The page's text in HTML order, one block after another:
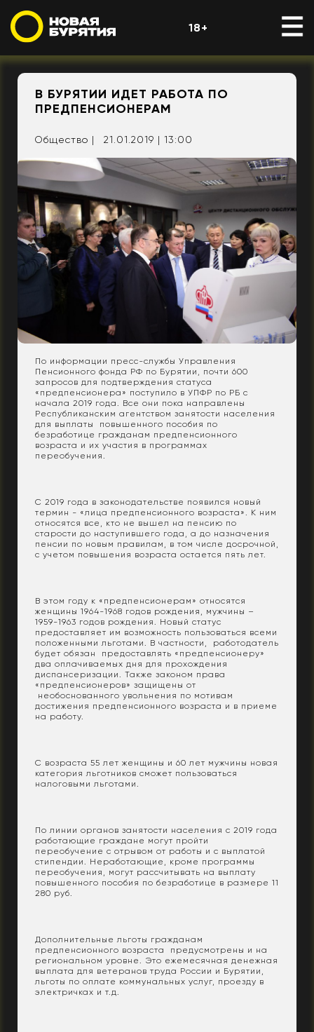
18+
В БУРЯТИИ ИДЕТ РАБОТА ПО
ПРЕДПЕНСИОНЕРАМ
Общество | 21.01.2019 | 13:00
По информации пресс-службы Управления
Пенсионного фонда РФ по Бурятии, почти 600
запросов для подтверждения статуса
«предпенсионера» поступило в УПФР по РБ с
начала 2019 года. Все они пока направлены
Республиканским агентством занятости населения
для выплаты повышенного пособия по
безработице гражданам предпенсионного
возраста и их участия в программах
переобучения.
С 2019 года в законодательстве появился новый
термин - «лица предпенсионного возраста». К ним
относятся все, кто не вышел на пенсию по
старости до наступившего года, а до назначения
пенсии по новым правилам, в том числе досрочной,
с учетом повышения возраста остается пять лет.
В этом году к «предпенсионерам» относятся
женщины 1964-1968 годов рождения, мужчины –
1959-1963 годов рождения. Новый статус
предоставляет им возможность пользоваться всеми
положенными льготами. В частности,
работодатель
будет обязан предоставлять «предпенсионеру»
два оплачиваемых дня для прохождения
диспансеризации. Также законом права
«предпенсионеров» защищены от
необоснованного увольнения по мотивам
достижения предпенсионного возраста и в приеме
на работу.
С возраста 55 лет женщины и 60 лет мужчины новая
категория льготников сможет пользоваться
налоговыми льготами.
По линии органов занятости населения с 2019 года
работающие граждане могут пройти
переобучение с отрывом от работы и с выплатой
стипендии. Неработающие, кроме программы
переобучения, могут рассчитывать на выплату
повышенного пособия по безработице в размере 11
280 руб.
Дополнительные льготы гражданам
предпенсионного возраста предусмотрены и на
региональном уровне. Это ежемесячная денежная
выплата для ветеранов труда России и Бурятии,
льготы по оплате коммунальных услуг, проезду в
электричках и т.д.